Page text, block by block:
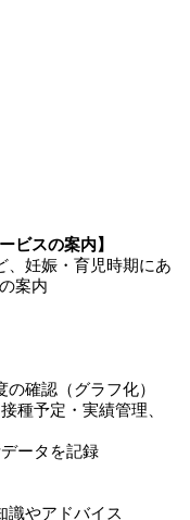
ビスの案内】
、妊娠・育児時期にあ
案内
確認（グラフ化）
種予定・実績管理、
ータを記録
識やアドバイス